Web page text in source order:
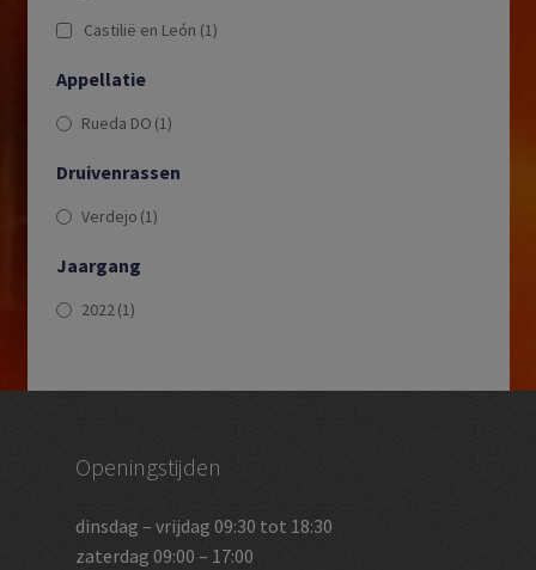
Castilië en León (1)
Appellatie
Rueda DO (1)
Druivenrassen
Verdejo (1)
Jaargang
2022(1)
Openingstijden
dinsdag – vrijdag 09:30 tot 18:30
zaterdag 09:00 – 17:00